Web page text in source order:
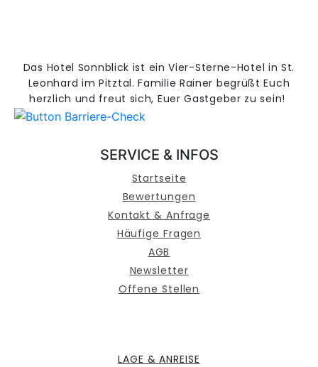
Das Hotel Sonnblick ist ein Vier-Sterne-Hotel in St.
Leonhard im Pitztal. Familie Rainer begrüßt Euch
herzlich und freut sich, Euer Gastgeber zu sein!
SERVICE & INFOS
Startseite
Bewertungen
Kontakt & Anfrage
Häufige Fragen
AGB
Newsletter
Offene Stellen
LAGE & ANREISE